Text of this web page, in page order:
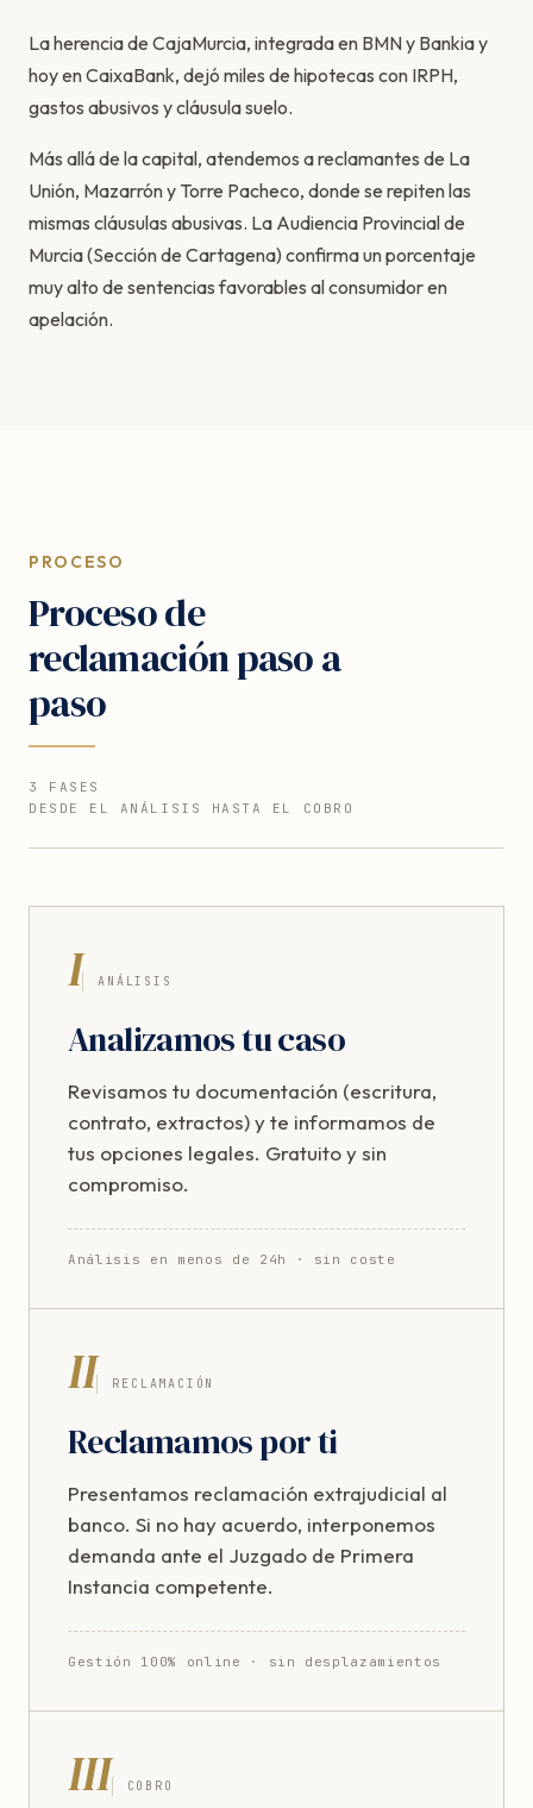
La herencia de CajaMurcia, integrada en BMN y Bankia y
hoy en CaixaBank, dejó miles de hipotecas con IRPH,
gastos abusivos y cláusula suelo.
Más allá de la capital, atendemos a reclamantes de La
Unión, Mazarrón y Torre Pacheco, donde se repiten las
mismas cláusulas abusivas. La Audiencia Provincial de
Murcia (Sección de Cartagena) confirma un porcentaje
muy alto de sentencias favorables al consumidor en
apelación.
PROCESO
Proceso de
reclamación paso a
paso
3 FASES
DESDE EL ANÁLISIS HASTA EL COBRO
I ANÁLISIS
Analizamos tu caso
Revisamos tu documentación (escritura,
contrato, extractos) y te informamos de
tus opciones legales. Gratuito y sin
compromiso.
Análisis en menos de 24h · sin coste
II RECLAMACIÓN
Reclamamos por ti
Presentamos reclamación extrajudicial al
banco. Si no hay acuerdo, interponemos
demanda ante el Juzgado de Primera
Instancia competente.
Gestión 100% online · sin desplazamientos
III COBRO